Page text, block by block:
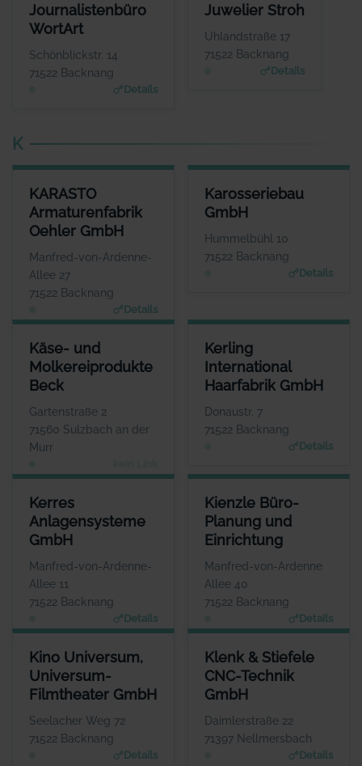
Journalistenbüro
WortArt
Schönblickstr. 14
71522 Backnang
Details
JOURNALISTENBÜRO WORTART
Frau Birgit Schneider
www.wortart-texte.de
Juwelier Stroh
Uhlandstraße 17
71522 Backnang
Details
JUWELIER STROH
Herr Götz Stroh
www.juwelier-stroh.de
K
KARASTO
Armaturenfabrik
Oehler GmbH
Manfred-von-Ardenne-
Allee 27
71522 Backnang
Details
KARASTO ARMATURENFABRIK OEHLER GMBH
ANSPRECHPARTNER
Frau Carola Reese
WEBSITE
www.karasto.de
Karosseriebau
GmbH
Hummelbühl 10
71522 Backnang
Details
KAROSSERIEBAU GMBH
ANSPRECHPARTNER
Herr Romy Fritz
www.fritz-karosserieba
Käse- und
Molkereiprodukte
Beck
Gartenstraße 2
71560 Sulzbach an der
Murr
KÄSE- UND MOLKEREIPRODUKTE BECK
ANSPRECHPARTNER
Herr Eberhard Beck
WEBSITE
Kerling
International
Haarfabrik GmbH
Donaustr. 7
71522 Backnang
Details
KERLING INTERNATIONAL
Kerres
Anlagensysteme
GmbH
Manfred-von-Ardenne-
Allee 11
71522 Backnang
Details
KERRES ANLAGENSYSTEME GMBH
Herr Viktor Pal
Kienzle Büro-
Planung und
Einrichtung
Manfred-von-Ardenne
Allee 40
71522 Backnang
Details
KIENZLE BÜRO- PLANUNG
Kino Universum,
Universum-
Filmtheater GmbH
Seelacher Weg 72
71522 Backnang
Details
KINO UNIVERSUM, UNIVERSUM-FILMTHEATER GMBH
ANSPRECHPARTNER
Herr Bernhard Eppler
Klenk & Stiefele
CNC-Technik
GmbH
Daimlerstraße 22
71397 Nellmersbach
Details
KLENK & STIEFELE CNC-
Herr